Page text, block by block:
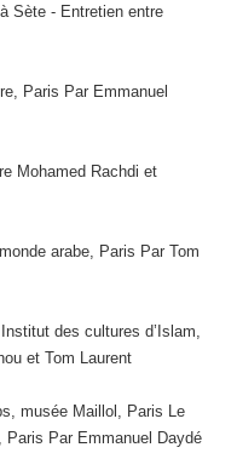
Sète - Entretien entre
Paris Par Emmanuel
Mohamed Rachdi et
arabe, Paris Par Tom
des cultures d’Islam,
et Tom Laurent
musée Maillol, Paris Le
Paris Par Emmanuel Daydé